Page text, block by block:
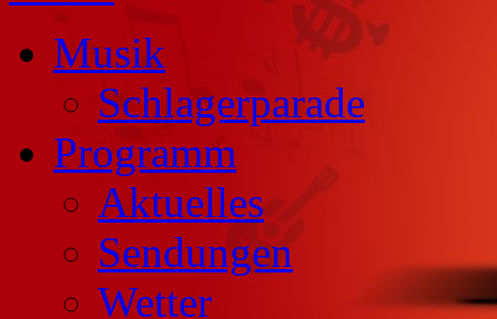
Musik
Schlagerparade
Programm
Aktuelles
Sendungen
Wetter